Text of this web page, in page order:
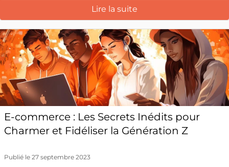
Lire la suite
E-commerce : Les Secrets Inédits pour
Charmer et Fidéliser la Génération Z
Publié le 27 septembre 2023